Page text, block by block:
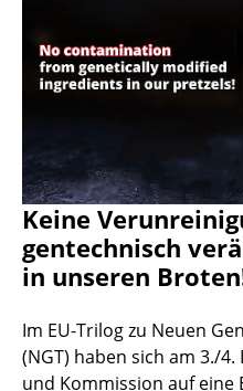
Keine
gentechnisch
in unseren
Im EU-Trilog zu Neuen
(NGT) haben sich am 3./
und Kommission auf eine